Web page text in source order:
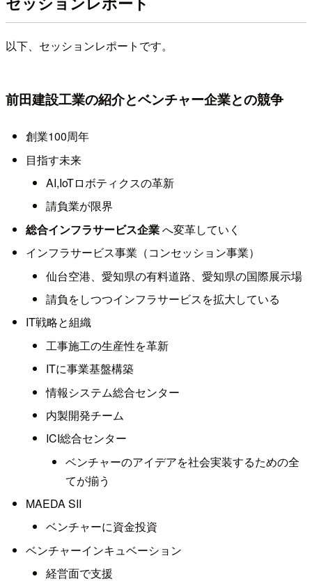
以下、セッションレポートです。
前田建設工業の紹介とベンチャー企業との競争
創業100周年
目指す未来
AI,IoTロボティクスの革新
請負業が限界
総合インフラサービス企業へ変革していく
インフラサービス事業（コンセッション事業）
仙台空港、愛知県の有料道路、愛知県の国際展示場
請負をしつつインフラサービスを拡大している
IT戦略と組織
工事施工の生産性を革新
ITに事業基盤構築
情報システム総合センター
内製開発チーム
ICI総合センター
ベンチャーのアイデアを社会実装するための全
てが揃う
MAEDA SII
ベンチャーに資金投資
ベンチャーインキュベーション
経営面で支援